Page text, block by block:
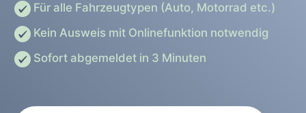
Für alle Fahrzeugtypen (Auto, Motorrad etc.)
Kein Ausweis mit Onlinefunktion notwendig
Sofort abgemeldet in 3 Minuten